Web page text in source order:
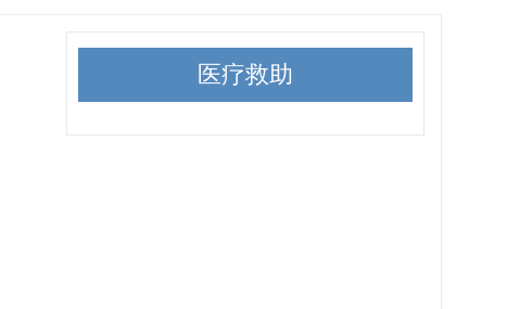
医疗救助